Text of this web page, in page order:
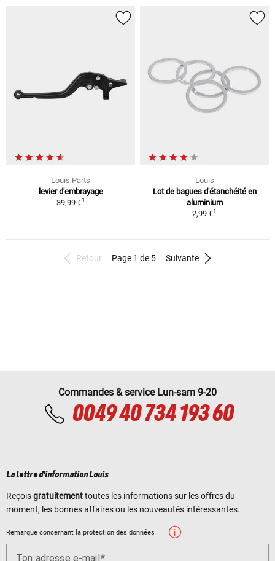
Louis Parts
levier d'embrayage
39,99 €1
Louis
Lot de bagues d'étanchéité en
aluminium
2,99 €1
Retour Page 1 de 5 Suivante
Commandes & service Lun-sam 9-20
0049 40 734 193 60
La lettre d'information Louis
Reçoisgratuitementtoutes les informations sur les offres du
moment, les bonnes affaires ou les nouveautés intéressantes.
Remarque concernant la protection des données
Ton adresse e-mail